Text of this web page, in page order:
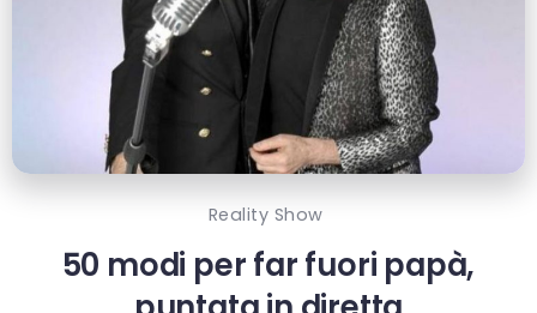
Reality Show
50 modi per far fuori papà,